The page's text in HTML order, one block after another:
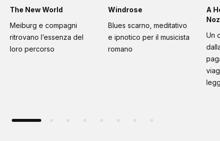
The New World
Meiburg e compagni
ritrovano l’essenza del
loro percorso
Windrose
Blues scarno, meditativo
e ipnotico per il musicista
romano
A
Noz
Un